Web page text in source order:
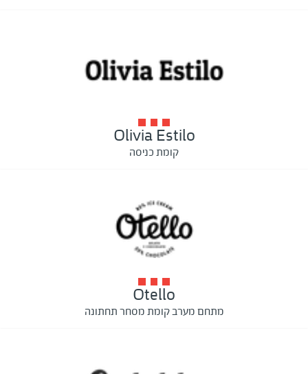
Olivia Estilo
קומת כניסה
Otello
מתחם מערב קומת מסחר תחתונה